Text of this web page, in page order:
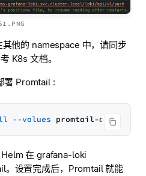
他的 namespace 中，请同步
K8s 文档。
署 Promtail :
--values promtail-overrides
在 grafana-loki
。设置完成后，Promtail 就能